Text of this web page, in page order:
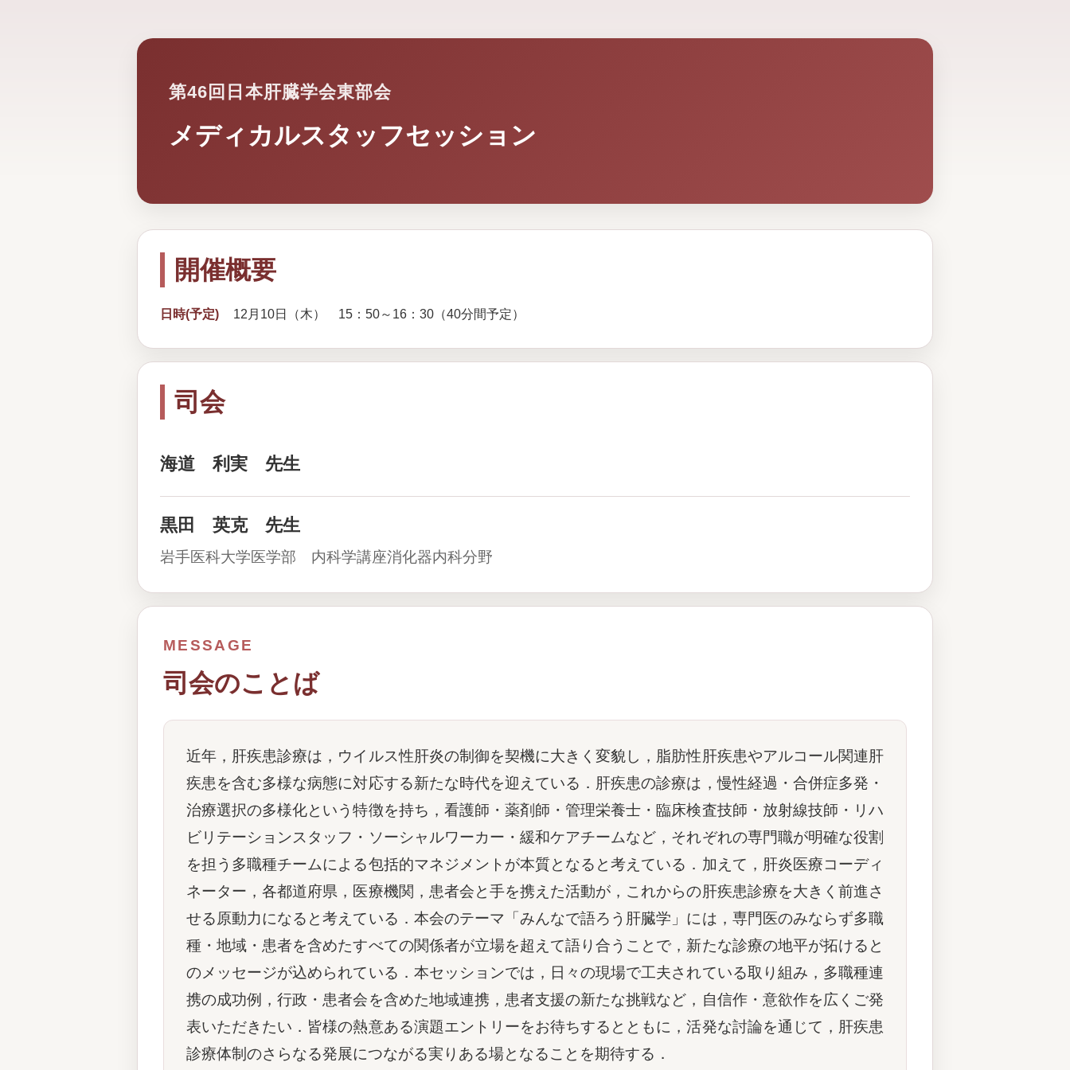
第46回日本肝臓学会東部会
メディカルスタッフセッション
開催概要
日時(予定) 12月10日（木） 15：50～16：30（40分間予定）
司会
海道 利実 先生
黒田 英克 先生
岩手医科大学医学部 内科学講座消化器内科分野
MESSAGE
司会のことば
近年，肝疾患診療は，ウイルス性肝炎の制御を契機に大きく変貌し，脂肪性肝疾患やアルコール関連肝
疾患を含む多様な病態に対応する新たな時代を迎えている．肝疾患の診療は，慢性経過・合併症多発・
治療選択の多様化という特徴を持ち，看護師・薬剤師・管理栄養士・臨床検査技師・放射線技師・リハ
ビリテーションスタッフ・ソーシャルワーカー・緩和ケアチームなど，それぞれの専門職が明確な役割
を担う多職種チームによる包括的マネジメントが本質となると考えている．加えて，肝炎医療コーディ
ネーター，各都道府県，医療機関，患者会と手を携えた活動が，これからの肝疾患診療を大きく前進さ
せる原動力になると考えている．本会のテーマ「みんなで語ろう肝臓学」には，専門医のみならず多職
種・地域・患者を含めたすべての関係者が立場を超えて語り合うことで，新たな診療の地平が拓けると
のメッセージが込められている．本セッションでは，日々の現場で工夫されている取り組み，多職種連
携の成功例，行政・患者会を含めた地域連携，患者支援の新たな挑戦など，自信作・意欲作を広くご発
表いただきたい．皆様の熱意ある演題エントリーをお待ちするとともに，活発な討論を通じて，肝疾患
診療体制のさらなる発展につながる実りある場となることを期待する．